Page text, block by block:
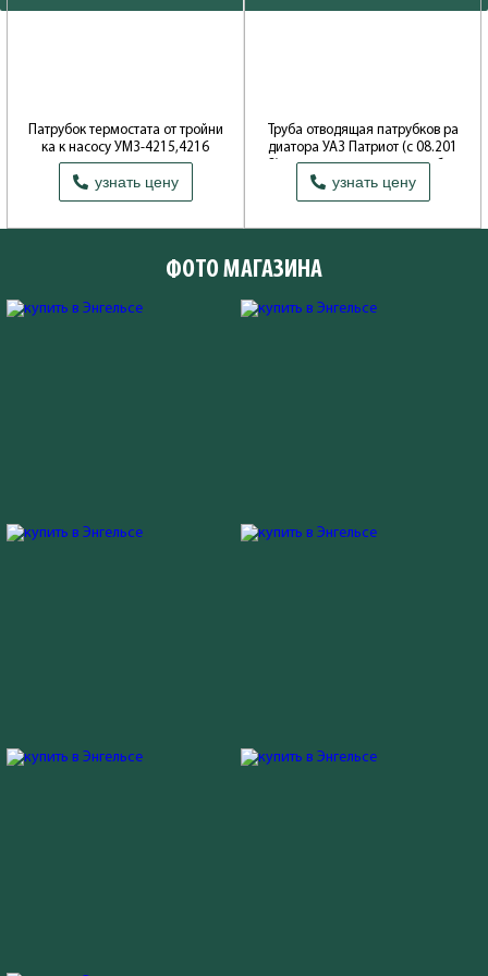
Патрубок термостата от тройни
ка к насосу УМЗ-4215,4216
моторы
узнать цену
Труба отводящая патрубков ра
диатора УАЗ Патриот (с 08.201
3) с отводом для расширит.бач
ка
Производитель: ОАО УАЗ
узнать цену
ФОТО МАГАЗИНА